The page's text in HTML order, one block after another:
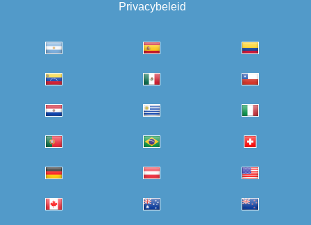
Privacybeleid